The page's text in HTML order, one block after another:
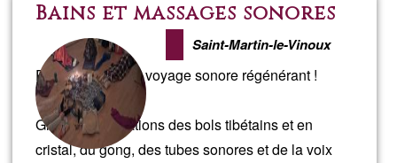
Bains et massages sonores
Saint-Martin-le-Vinoux
Plongez dans un voyage sonore régénérant !
Grâce aux vibrations des bols tibétains et en
cristal, du gong, des tubes sonores et de la voix